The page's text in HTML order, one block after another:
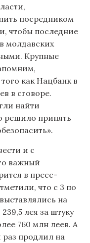
посредником
чтобы последние
молдавских
Крупные
как Нацбанк в
в сговоре.
найти
решило принять
и с
важный
в пресс-
что с 3 по
на
лея за штуку
760 млн леев. А
раз продлил на